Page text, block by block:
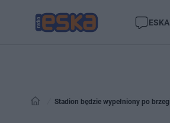
Stadion będzie wypełniony po